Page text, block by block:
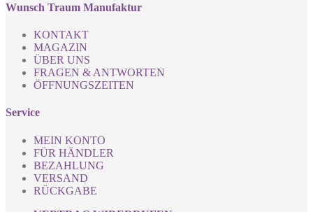
Wunsch Traum Manufaktur
KONTAKT
MAGAZIN
ÜBER UNS
FRAGEN & ANTWORTEN
ÖFFNUNGSZEITEN
Service
MEIN KONTO
FÜR HÄNDLER
BEZAHLUNG
VERSAND
RÜCKGABE